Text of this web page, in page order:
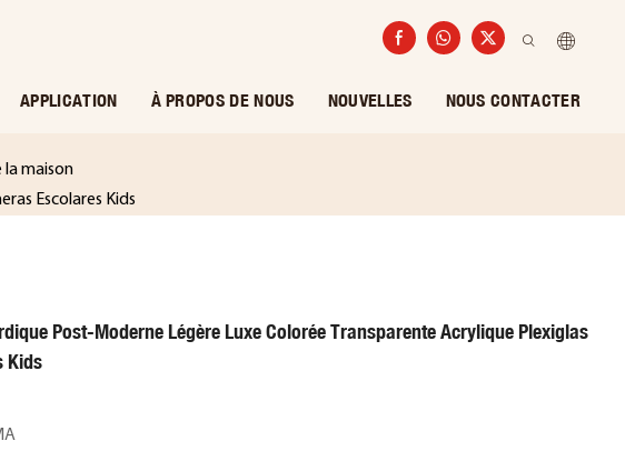
APPLICATION À PROPOS DE NOUS NOUVELLES NOUS CONTACTER
la maison
Escolares Kids
Post-Moderne Légère Luxe Colorée Transparente Acrylique Plexiglas
Kids